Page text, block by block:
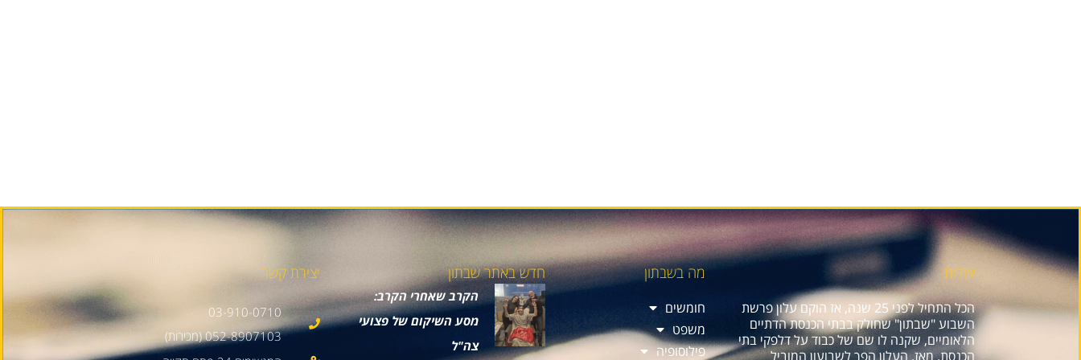
אודות
הכל התחיל לפני 25 שנה, אז הוקם עלון פרשת
השבוע "שבתון" שחולק בבתי הכנסת הדתיים
הלאומיים, שקנה לו שם של כבוד על דלפקי בתי
הכנסת. מאז, העלון הפך לשבועון המוביל
מה בשבתון
חומשים
משפט
פילוסופיה
חדש באתר שבתון
הקרב שאחרי הקרב:
מסע השיקום של פצועי
צה"ל
יצירת קשר
03-910-0710
052-8907103 (מכירות)